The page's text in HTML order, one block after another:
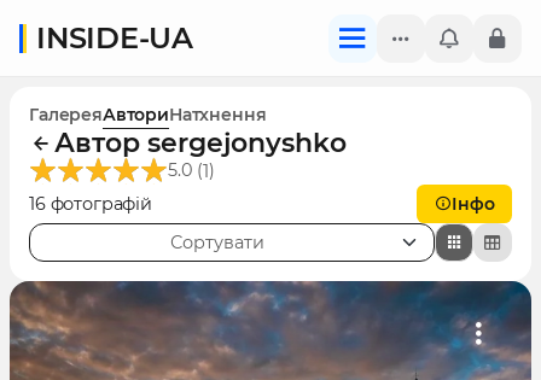
INSIDE-UA
ГалереяАвториНатхнення
Автор sergejonyshko
5.0 (1)
16 фотографій
Інфо
Сортувати